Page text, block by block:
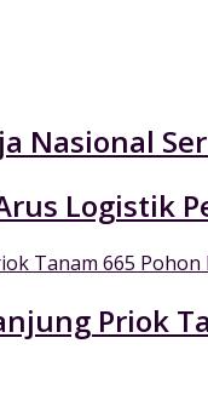
Nasional
Logistik
Priok